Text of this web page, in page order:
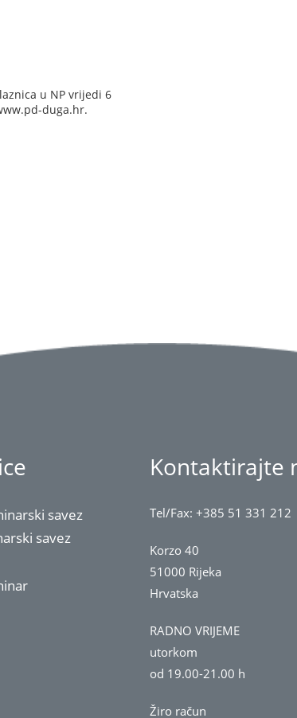
u NP vrijedi 6
duga.hr.
savez
savez
Kontaktirajte
Tel/Fax: +385 51 331 212
Korzo 40
51000 Rijeka
Hrvatska
RADNO VRIJEME
utorkom
od 19.00-21.00 h
Žiro račun